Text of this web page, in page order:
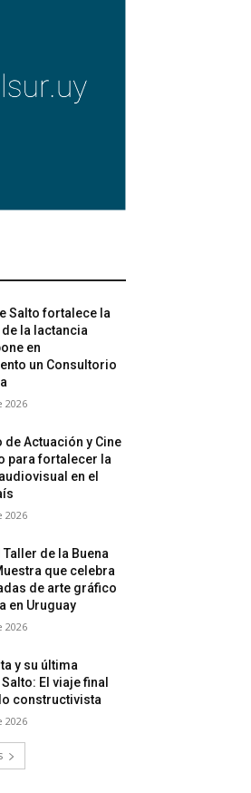
Salto fortalece la
la lactancia
en
un Consultorio
2026
de Actuación y Cine
para fortalecer la
en el
2026
de la Buena
que celebra
de arte gráfico
en Uruguay
2026
y su última
El viaje final
constructivista
2026